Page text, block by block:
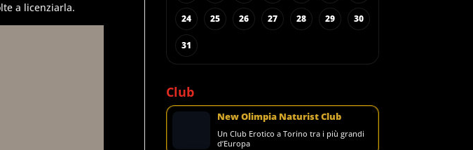
a licenziarla.
24 25 26 27 28 29 30
31
Club
New Olimpia Naturist Club
Un Club Erotico a Torino tra i più grandi
d’Europa